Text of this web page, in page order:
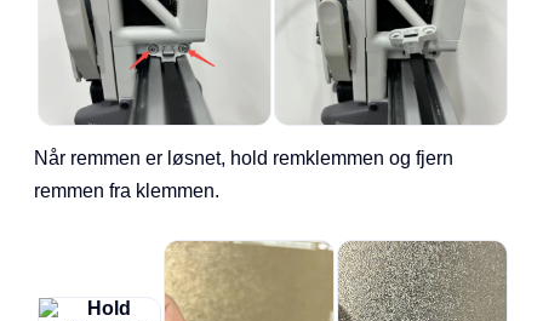
Når remmen er løsnet, hold remklemmen og fjern
remmen fra klemmen.